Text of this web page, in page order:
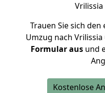
Trauen Sie sich
Umzug nach Vrilissia
Formular ausund
Kostenlose